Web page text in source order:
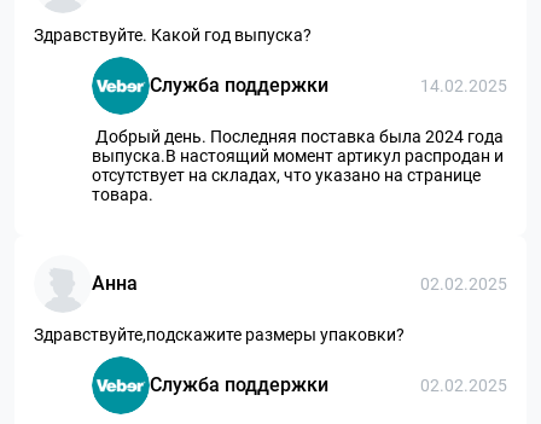
Здравствуйте. Какой год выпуска?
Служба поддержки 14.02.2025
Добрый день. Последняя поставка была 2024 года
выпуска.В настоящий момент артикул распродан и
отсутствует на складах, что указано на странице
товара.
Анна 02.02.2025
Здравствуйте,подскажите размеры упаковки?
Служба поддержки 02.02.2025